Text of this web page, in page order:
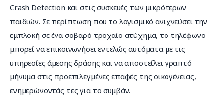
Crash Detection και στις συσκευές των μικρότερων
παιδιών. Σε περίπτωση που το λογισμικό ανιχνεύσει την
εμπλοκή σε ένα σοβαρό τροχαίο ατύχημα, το τηλέφωνο
μπορεί να επικοινωνήσει εντελώς αυτόματα με τις
υπηρεσίες άμεσης δράσης και να αποστείλει γραπτό
μήνυμα στις προεπιλεγμένες επαφές της οικογένειας,
ενημερώνοντάς τες για το συμβάν.